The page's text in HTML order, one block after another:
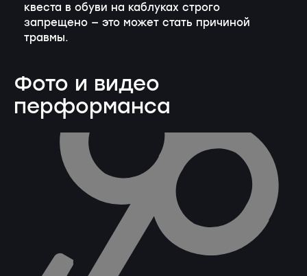
квеста в обуви на каблуках строго
запрещено — это может стать причиной
травмы.
Фото и видео
перформанса